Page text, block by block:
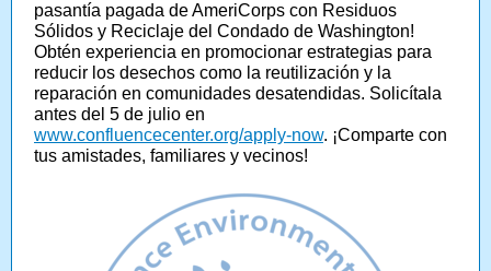
pasantía pagada de AmeriCorps con Residuos
Sólidos y Reciclaje del Condado de Washington!
Obtén experiencia en promocionar estrategias para
reducir los desechos como la reutilización y la
reparación en comunidades desatendidas. Solicítala
antes del 5 de julio en
www.confluencecenter.org/apply-now. ¡Comparte con
tus amistades, familiares y vecinos!